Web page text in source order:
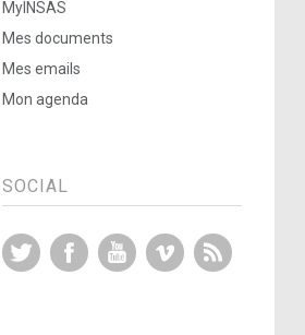
MyINSAS
Mes documents
Mes emails
Mon agenda
SOCIAL
Twitter FacebookYouTubeVimeo